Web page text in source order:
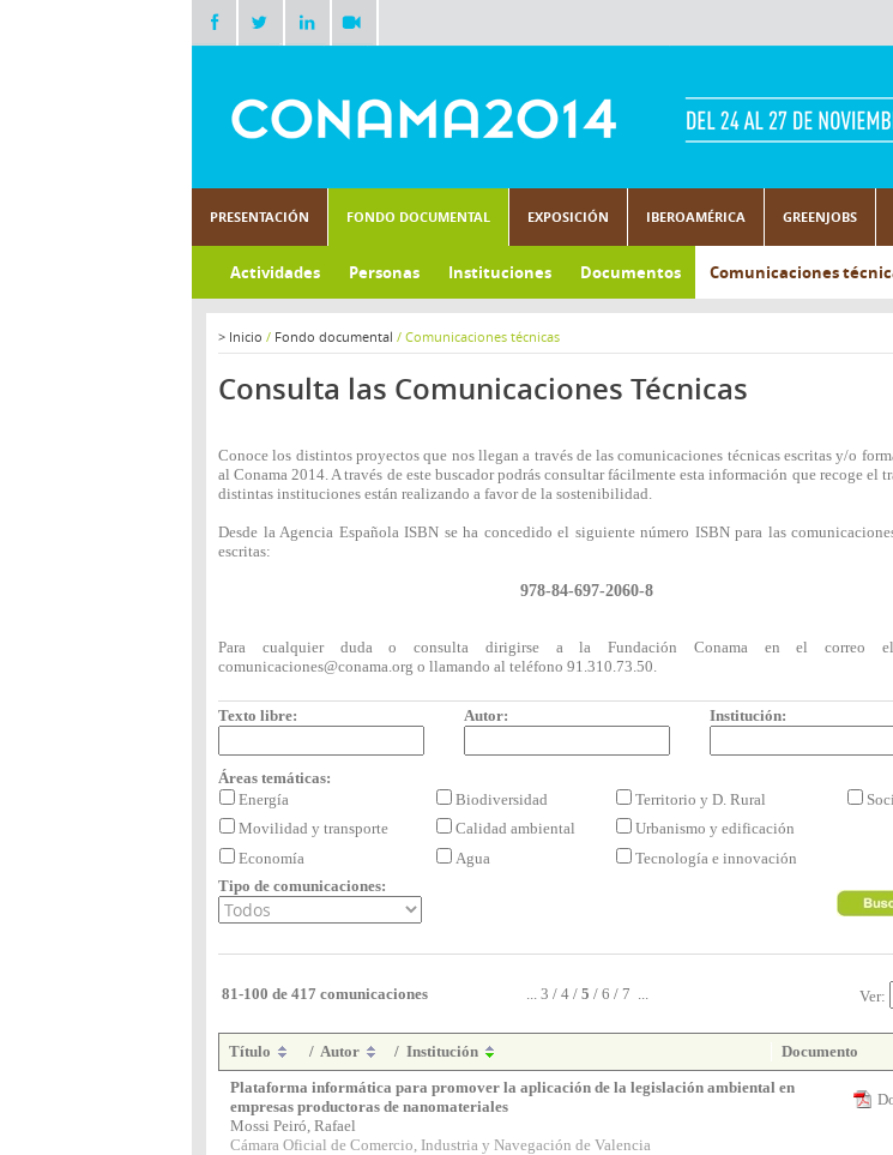
PRESENTACIÓN FONDO DOCUMENTAL EXPOSICIÓN IBEROAMÉRICA GREENJOBS
Actividades Personas Instituciones Documentos Comunicaciones
> Inicio / Fondo documental / Comunicaciones técnicas
Consulta las Comunicaciones Técnicas
Conoce los distintos proyectos que nos llegan a través de las comunicaciones técnicas escritas y/o
al Conama 2014. A través de este buscador podrás consultar fácilmente esta información que recoge el
distintas instituciones están realizando a favor de la sostenibilidad.
Desde la Agencia Española ISBN se ha concedido el siguiente número ISBN para las
escritas:
978-84-697-2060-8
Para cualquier duda o consulta dirigirse a la Fundación Conama en el correo
comunicaciones@conama.org o llamando al teléfono 91.310.73.50.
Texto libre: Autor: Institución:
Áreas temáticas:
Energía
Biodiversidad Territorio y D. Rural
Movilidad y transporte
Calidad ambiental
Urbanismo y edificación
Economía
Agua
Tecnología e innovación
Tipo de comunicaciones:
81-100 de 417 comunicaciones ... 3 / 4 / 5 / 6 / 7 ... Ver:
Título / Autor / Institución
Documento
Plataforma informática para promover la aplicación de la legislación ambiental en
empresas productoras de nanomateriales
Mossi Peiró, Rafael
Cámara Oficial de Comercio, Industria y Navegación de Valencia